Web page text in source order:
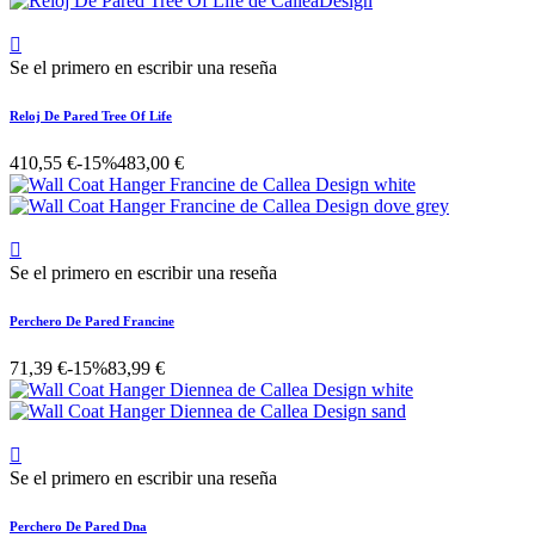

Se el primero en escribir una reseña
Reloj De Pared Tree Of Life
410,55 €-15%483,00 €

Se el primero en escribir una reseña
Perchero De Pared Francine
71,39 €-15%83,99 €

Se el primero en escribir una reseña
Perchero De Pared Dna